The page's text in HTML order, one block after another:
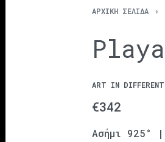
ΑΡΧΙΚΉ ΣΕΛΊΔΑ ›
ART IN
€342
Ασήμι